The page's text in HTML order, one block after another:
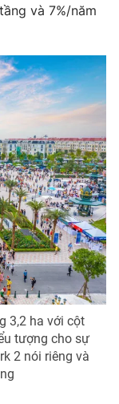
bằng AI
và 7%/năm
3,2 ha với cột
tượng cho sự
2 nói riêng và